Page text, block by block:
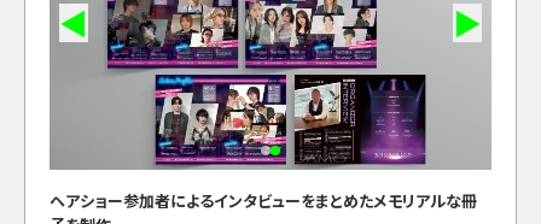
◀ ▶
ヘアショー参加者によるインタビューをまとめたメモリアルな冊